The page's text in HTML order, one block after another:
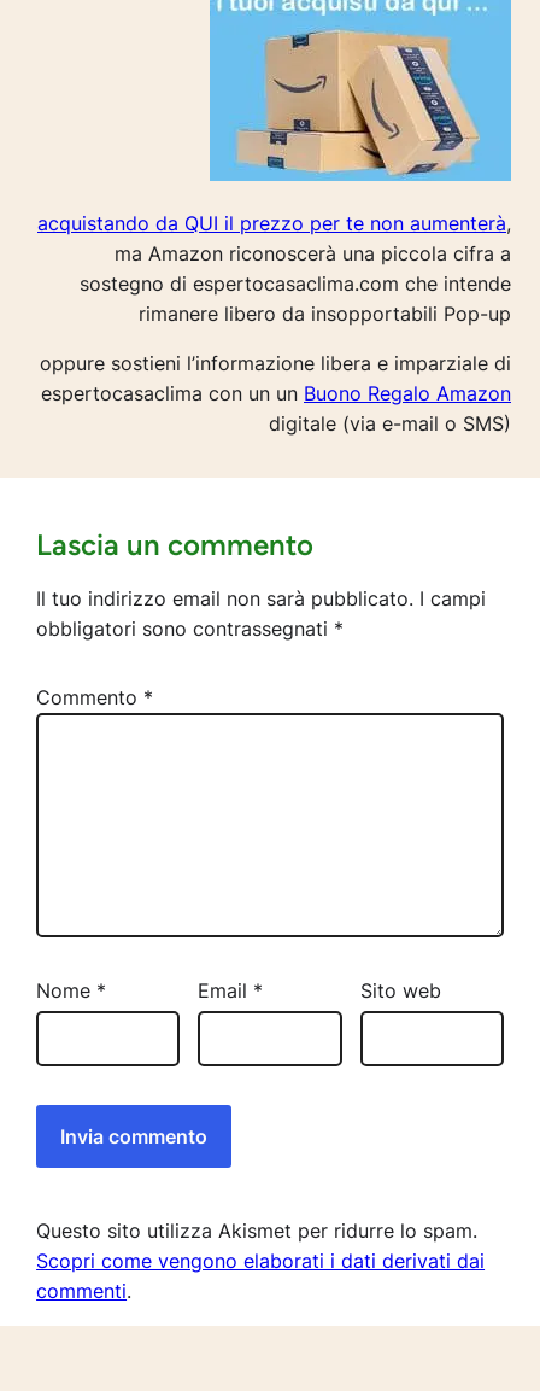
acquistando da QUI il prezzo per te non aumenterà,
ma Amazon riconoscerà una piccola cifra a
sostegno di espertocasaclima.com che intende
rimanere libero da insopportabili Pop-up
oppure sostieni l’informazione libera e imparziale di
espertocasaclima con un un Buono Regalo Amazon
digitale (via e-mail o SMS)
Lascia un commento
Il tuo indirizzo email non sarà pubblicato. I campi
obbligatori sono contrassegnati *
Commento *
Nome * Email * Sito web
Questo sito utilizza Akismet per ridurre lo spam.
Scopri come vengono elaborati i dati derivati dai
commenti.